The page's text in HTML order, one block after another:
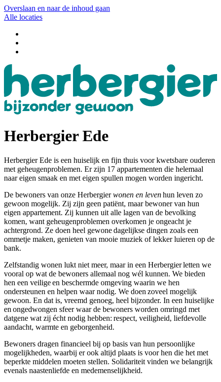
Overslaan en naar de inhoud gaan
Alle locaties
Herbergier Ede
Herbergier Ede is een huiselijk en fijn thuis voor kwetsbare ouderen
met geheugenproblemen. Er zijn 17 appartementen die helemaal
naar eigen smaak en met eigen spullen mogen worden ingericht.
De bewoners van onze Herbergierwonen en levenhun leven zo
gewoon mogelijk. Zij zijn geen patiënt, maar bewoner van hun
eigen appartement. Zij kunnen uit alle lagen van de bevolking
komen, want geheugenproblemen overkomen je ongeacht je
achtergrond. Ze doen heel gewone dagelijkse dingen zoals een
ommetje maken, genieten van mooie muziek of lekker luieren op de
bank.
Zelfstandig wonen lukt niet meer, maar in een Herbergier letten we
vooral op wat de bewoners allemaal nog wél kunnen. We bieden
hen een veilige en beschermde omgeving waarin we hen
ondersteunen en helpen waar nodig. We doen zoveel mogelijk
gewoon. En dat is, vreemd genoeg, heel bijzonder. In een huiselijke
en ongedwongen sfeer waar de bewoners worden omringd met
datgene wat zij écht nodig hebben: respect, veiligheid, liefdevolle
aandacht, warmte en geborgenheid.
Bewoners dragen financieel bij op basis van hun persoonlijke
mogelijkheden, waarbij er ook altijd plaats is voor hen die het met
beperkte middelen moeten stellen. Solidariteit vinden we belangrijk
evenals naastenliefde en medemenselijkheid.